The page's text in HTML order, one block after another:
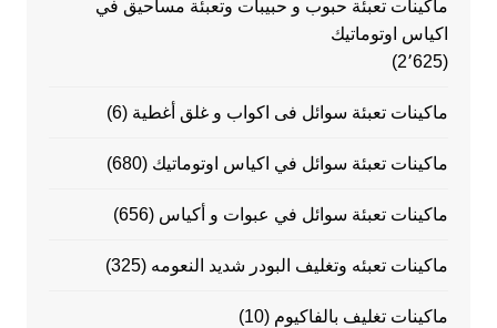
ماكينات تعبئة حبوب و حبيبات وتعبئة مساحيق في
اكياس اوتوماتيك
(2٬625)
ماكينات تعبئة سوائل فى اكواب و غلق أغطية (6)
ماكينات تعبئة سوائل في اكياس اوتوماتيك (680)
ماكينات تعبئة سوائل في عبوات و أكياس (656)
ماكينات تعبئه وتغليف البودر شديد النعومه (325)
ماكينات تغليف بالفاكيوم (10)